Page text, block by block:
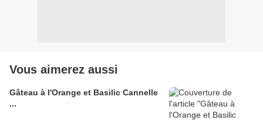
Vous aimerez aussi
Gâteau à l'Orange et Basilic Cannelle
...